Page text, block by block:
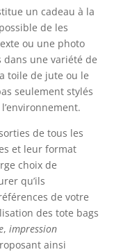
un cadeau à la
de les
ou une photo
une variété de
toile de jute ou le
seulement stylés
de tous les
et leur format
choix de
qu’ils
de votre
des tote bags
, impression
ainsi